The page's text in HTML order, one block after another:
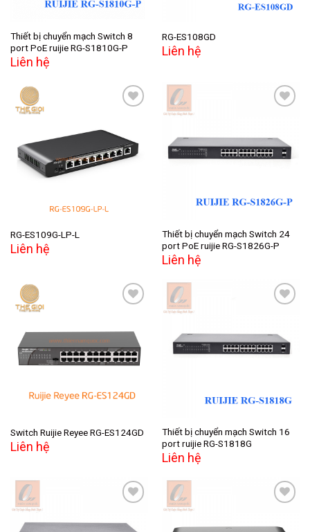
Thiết bị chuyển mạch Switch 8
port PoE ruijie RG-S1810G-P
Liên hệ
RG-ES108GD
Liên hệ
Add to
wishlist
RG-ES109G-LP-L
Liên hệ
Add to
wishlist
Thiết bị chuyển mạch Switch 24
port PoE ruijie RG-S1826G-P
Liên hệ
Add to
wishlist
Switch Ruijie Reyee RG-ES124GD
Liên hệ
Add to
wishlist
Thiết bị chuyển mạch Switch 16
port ruijie RG-S1818G
Liên hệ